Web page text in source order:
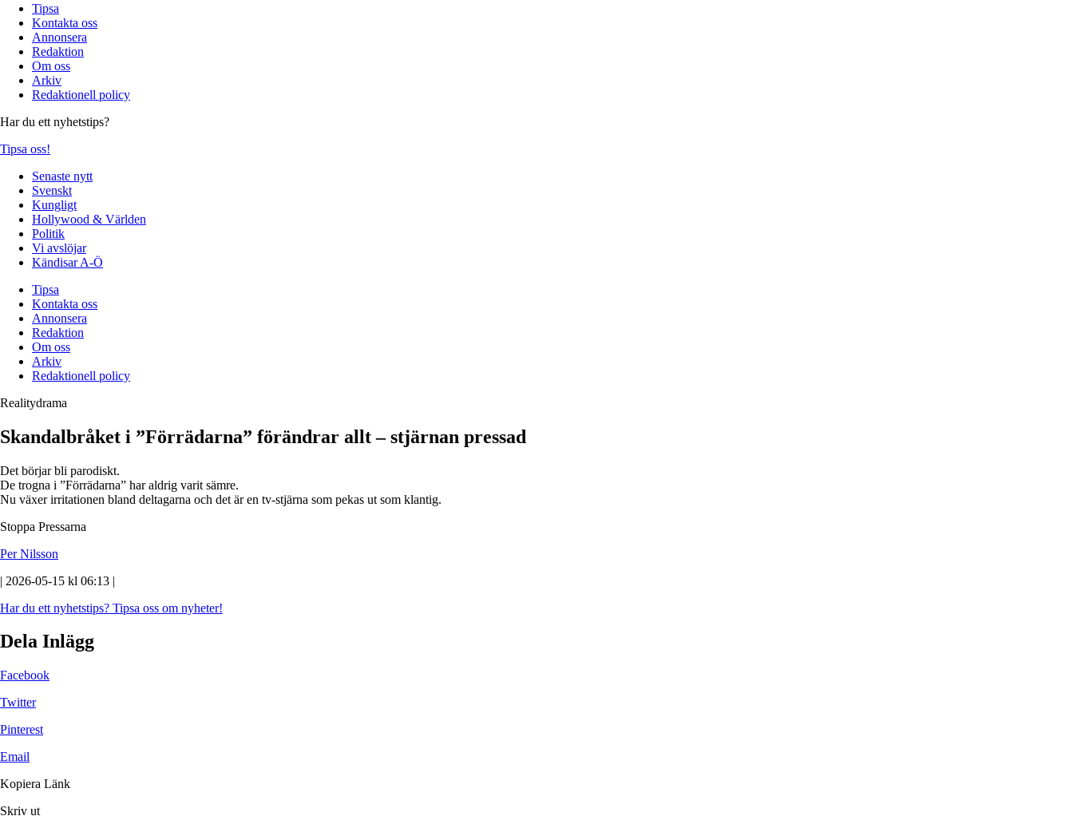
Tipsa
Kontakta oss
Annonsera
Redaktion
Om oss
Arkiv
Redaktionell policy
Har du ett nyhetstips?
Tipsa oss!
Senaste nytt
Svenskt
Kungligt
Hollywood & Världen
Politik
Vi avslöjar
Kändisar A-Ö
Tipsa
Kontakta oss
Annonsera
Redaktion
Om oss
Arkiv
Redaktionell policy
Realitydrama
Skandalbråket i ”Förrädarna” förändrar allt – stjärnan pressad
Det börjar bli parodiskt.
De trogna i ”Förrädarna” har aldrig varit sämre.
Nu växer irritationen bland deltagarna och det är en tv-stjärna som pekas ut som klantig.
Stoppa Pressarna
Per Nilsson
| 2026-05-15 kl 06:13 |
Har du ett nyhetstips? Tipsa oss om nyheter!
Dela Inlägg
Facebook
Twitter
Pinterest
Email
Kopiera Länk
Skriv ut